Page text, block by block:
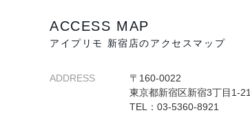
ACCESS MAP
アイプリモ 新宿店のアクセスマップ
ADDRESS
〒160-0022
東京都新宿区新宿3丁目1-21
TEL：03-5360-8921